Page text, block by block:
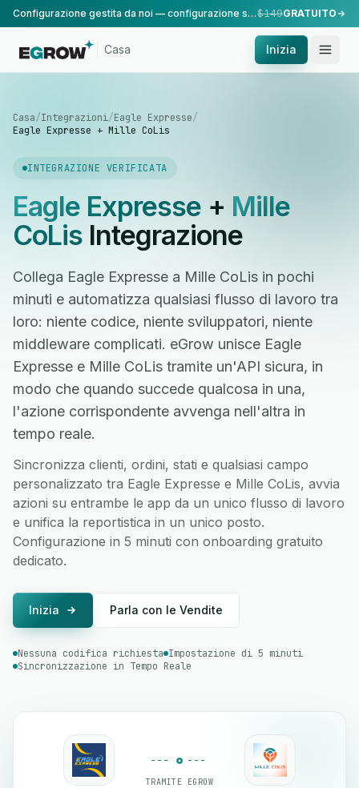
Configurazione gestita da noi — configurazione standard, eseguita dal nostro team.$149GRATUITO
Casa Inizia
Casa/Integrazioni/Eagle Expresse/
Eagle Expresse + Mille CoLis
INTEGRAZIONE VERIFICATA
Eagle Expresse+ Mille
CoLisIntegrazione
Collega Eagle Expresse a Mille CoLis in pochi
minuti e automatizza qualsiasi flusso di lavoro tra
loro: niente codice, niente sviluppatori, niente
middleware complicati. eGrow unisce Eagle
Expresse e Mille CoLis tramite un'API sicura, in
modo che quando succede qualcosa in una,
l'azione corrispondente avvenga nell'altra in
tempo reale.
Sincronizza clienti, ordini, stati e qualsiasi campo
personalizzato tra Eagle Expresse e Mille CoLis, avvia
azioni su entrambe le app da un unico flusso di lavoro
e unifica la reportistica in un unico posto.
Configurazione in 5 minuti con onboarding gratuito
dedicato.
Inizia Parla con le Vendite
Nessuna codifica richiesta Impostazione di 5 minuti
Sincronizzazione in Tempo Reale
TRAMITE EGROW